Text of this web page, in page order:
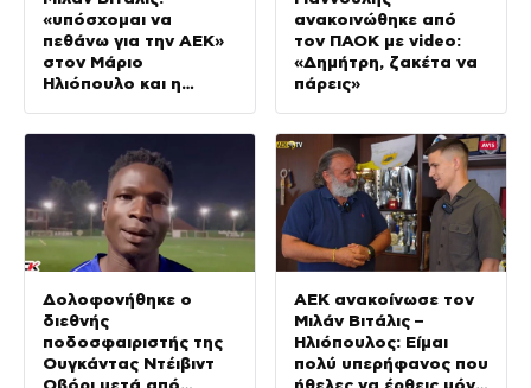
«υπόσχομαι να
πεθάνω για την ΑΕΚ»
στον Μάριο
Ηλιόπουλο και η
ανακοινώθηκε από
τον ΠΑΟΚ με video:
«Δημήτρη, ζακέτα να
πάρεις»
Δολοφονήθηκε ο
διεθνής
ποδοσφαιριστής της
Ουγκάντας Ντέιβιντ
ΑΕΚ ανακοίνωσε τον
Μιλάν Βιτάλις –
Ηλιόπουλος: Είμαι
πολύ υπερήφανος που